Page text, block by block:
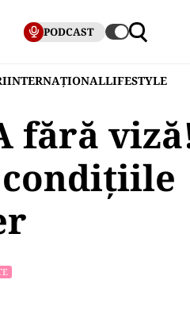
PODCAST
INTERNAȚIONALLIFESTYLE
fără